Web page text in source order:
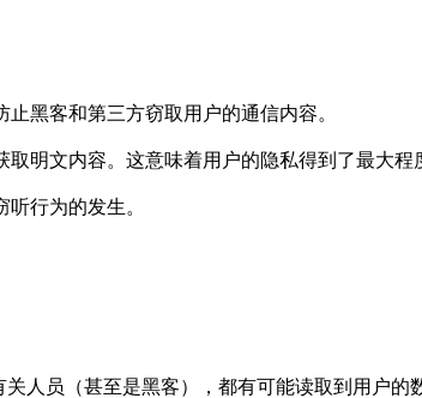
黑客和第三方窃取用户的通信内容。
明文内容。这意味着用户的隐私得到了最大程
行为的发生。
人员（甚至是黑客），都有可能读取到用户的